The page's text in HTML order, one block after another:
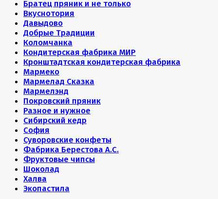
Братец пряник и не только
Вкуснотория
Давыдово
Добрые Традиции
Коломчанка
Кондитерская фабрика МИР
Кронштадтская кондитерская фабрика
Мармеко
Мармелад Сказка
Мармелэнд
Покровский пряник
Разное и нужное
Сибирский кедр
София
Суворовские конфеты
Фабрика Берестова А.С.
Фруктовые чипсы
Шоколад
Халва
Экопастила